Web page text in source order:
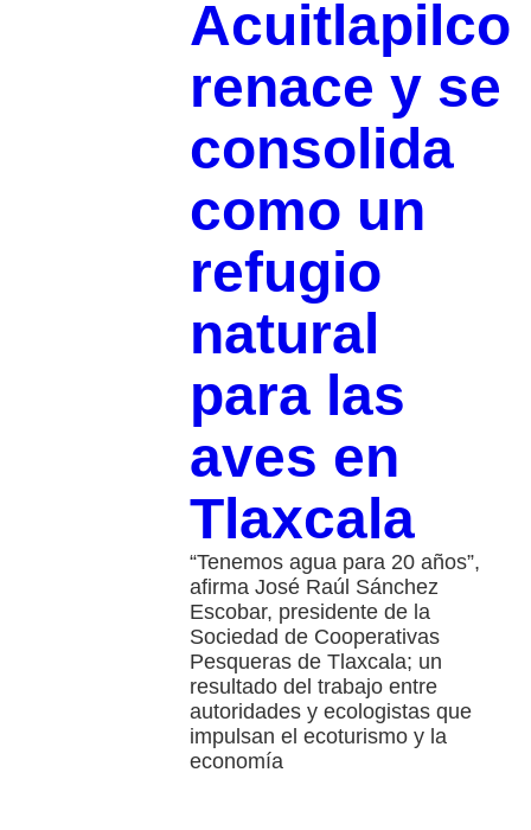
Acuitlapilco
renace y se
consolida
como un
refugio
natural
para las
aves en
Tlaxcala
“Tenemos agua para 20 años”,
afirma José Raúl Sánchez
Escobar, presidente de la
Sociedad de Cooperativas
Pesqueras de Tlaxcala; un
resultado del trabajo entre
autoridades y ecologistas que
impulsan el ecoturismo y la
economía